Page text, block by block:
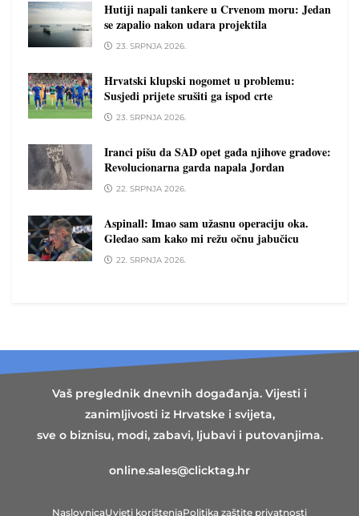
Hutiji napali tankere u Crvenom moru: Jedan
se zapalio nakon udara projektila
23. SRPNJA 2026.
Hrvatski klupski nogomet u problemu:
Susjedi prijete srušiti ga ispod crte
23. SRPNJA 2026.
Iranci pišu da SAD opet gađa njihove gradove:
Revolucionarna garda napala Jordan
22. SRPNJA 2026.
Aspinall: Imao sam užasnu operaciju oka.
Gledao sam kako mi režu očnu jabučicu
22. SRPNJA 2026.
Vaš preglednik dnevnih događanja. Vijesti i
zanimljivosti iz Hrvatske i svijeta,
sve o biznisu, modi, zabavi, ljubavi i putovanjima.
online.sales@clicktag.hr
NaslovnicaUvjeti korištenjaPolitika zaštite privatnosti